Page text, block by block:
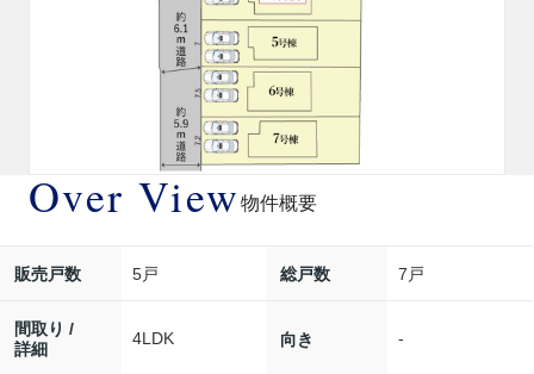
Over View 物件概要
販売戸数 5戸 総戸数 7戸
間取り /
詳細
4LDK 向き -